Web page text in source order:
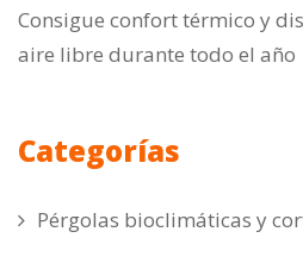
Consigue confort térmico y
aire libre durante todo el año
Categorías
Pérgolas bioclimáticas y